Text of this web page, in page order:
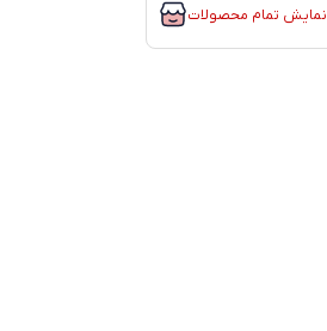
نمایش تمام محصولات